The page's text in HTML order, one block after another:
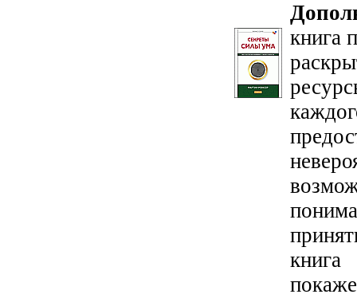
книга
книга